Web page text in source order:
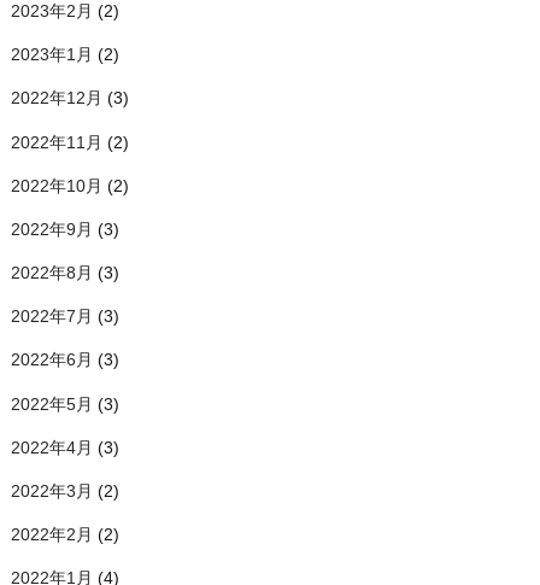
2023年2月 (2)
2023年1月 (2)
2022年12月 (3)
2022年11月 (2)
2022年10月 (2)
2022年9月 (3)
2022年8月 (3)
2022年7月 (3)
2022年6月 (3)
2022年5月 (3)
2022年4月 (3)
2022年3月 (2)
2022年2月 (2)
2022年1月 (4)